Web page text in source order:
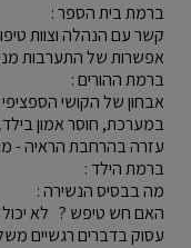
ברמת בית הספר :
קשר עם הנהלה וצוות
אפשרות של התערבות
ברמת ההורים :
אבחון של הקושי הספציפי
במערכת, חוסר אמון בילד.
עזרה בהרחבת הראיה -
ברמת הילד :
מה בבסיס הנשירה :
האם חש טיפש ? לא
עסוק בדברים רגשיים